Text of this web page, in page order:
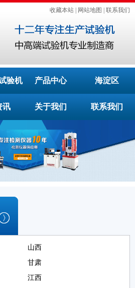
收藏本站 网站地图 联系我们
验机 产品中心 海淀区
讯 关于我们 联系我们
山西
甘肃
江西